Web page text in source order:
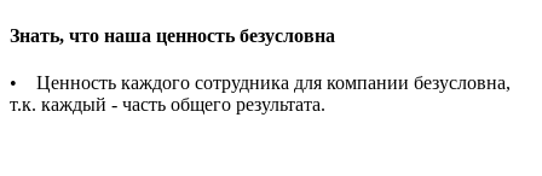
Знать, что наша ценность безусловна
• Ценность каждого сотрудника для компании безусловна,
т.к. каждый - часть общего результата.